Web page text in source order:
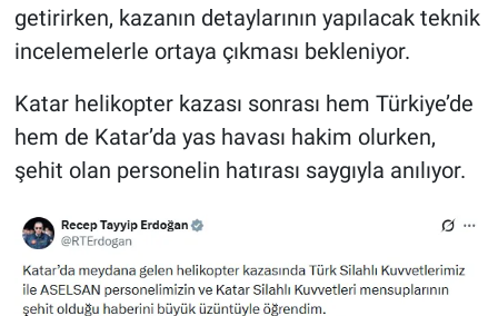
getirirken, kazanın detaylarının yapılacak teknik
incelemelerle ortaya çıkması bekleniyor.
Katar helikopter kazası sonrası hem Türkiye’de
hem de Katar’da yas havası hakim olurken,
şehit olan personelin hatırası saygıyla anılıyor.